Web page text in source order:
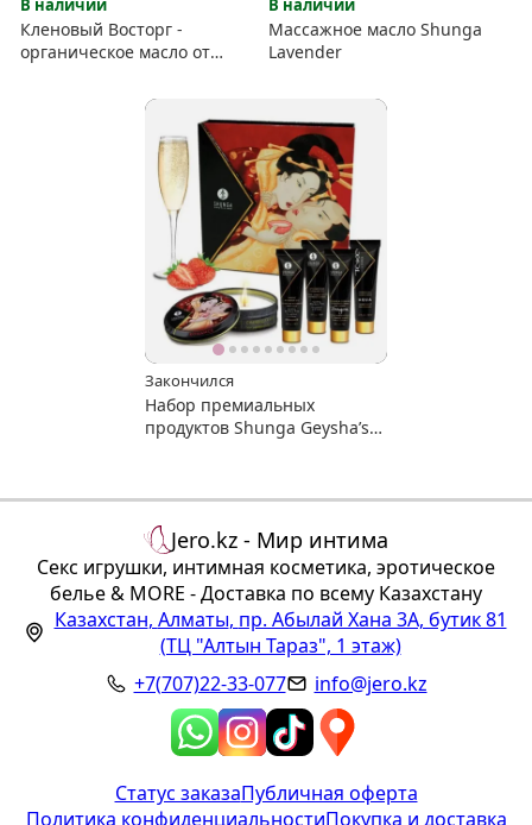
Кленовый Восторг -
органическое масло от
Массажное масло Shunga
Lavender
Закончился
Набор премиальных
продуктов Shunga Geysha’s
Jero.kz - Мир интима
Секс игрушки, интимная косметика, эротическое
белье & MORE - Доставка по всему Казахстану
Казахстан, Алматы, пр. Абылай Хана 3А, бутик 81
(ТЦ "Алтын Тараз", 1 этаж)
+7(707)22-33-077
info@jero.kz
Статус заказаПубличная оферта
Политика конфиденциальностиПокупка и доставка